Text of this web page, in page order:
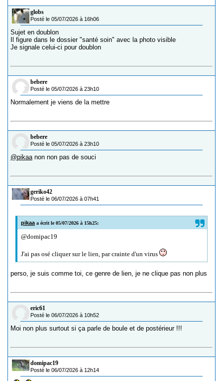
globs
Posté le 05/07/2026 à 16h06
Sujet en doublon
Il figure dans le dossier "santé soin" avec la photo visible
Je signale celui-ci pour doublon
bebere
Posté le 05/07/2026 à 23h10
Normalement je viens de la mettre
bebere
Posté le 05/07/2026 à 23h10
@pikaa non non pas de souci
geriko42
Posté le 06/07/2026 à 07h41
pikaa a écrit le 05/07/2026 à 15h25:
@domipac19
J'ai pas osé cliquer sur le lien, par crainte d'un virus
perso, je suis comme toi, ce genre de lien, je ne clique pas non plus
eric61
Posté le 06/07/2026 à 10h52
Moi non plus surtout si ça parle de boule et de postérieur !!!
domipac19
Posté le 06/07/2026 à 12h14